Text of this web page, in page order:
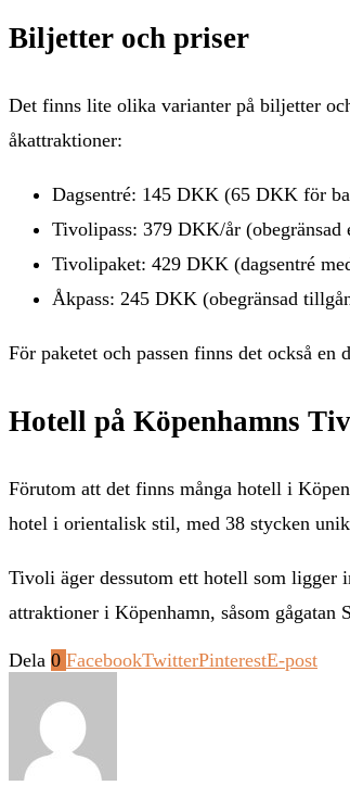
Biljetter och priser
Det finns lite olika varianter på biljetter
åkattraktioner:
Dagsentré: 145 DKK (65 DKK för
Tivolipass: 379 DKK/år (obegränsad
Tivolipaket: 429 DKK (dagsentré
Åkpass: 245 DKK (obegränsad
För paketet och passen finns det också
Hotell på Köpenhamns
Förutom att det finns många hotell i
hotel i orientalisk stil, med 38 stycken
Tivoli äger dessutom ett hotell som ligger
attraktioner i Köpenhamn, såsom
Dela 0 FacebookTwitterPinterestE-post